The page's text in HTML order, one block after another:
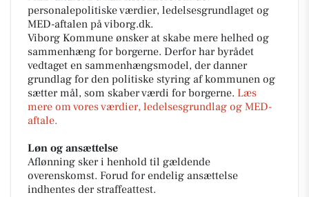
personalepolitiske værdier, ledelsesgrundlaget og
MED-aftalen på viborg.dk.
Viborg Kommune ønsker at skabe mere helhed og
sammenhæng for borgerne. Derfor har byrådet
vedtaget en sammenhængsmodel, der danner
grundlag for den politiske styring af kommunen og
sætter mål, som skaber værdi for borgerne. Læs
mere om vores værdier, ledelsesgrundlag og MED-
aftale.
Løn og ansættelse
Aflønning sker i henhold til gældende
overenskomst. Forud for endelig ansættelse
indhentes der straffeattest.